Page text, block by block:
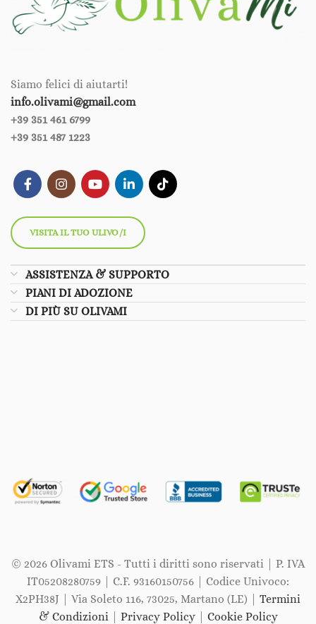
Siamo felici di aiutarti!
info.olivami@gmail.com
+39 351 461 6799‪‪
+39 351 487 1223
VISITA IL TUO ULIVO/I
ASSISTENZA & SUPPORTO
PIANI DI ADOZIONE
DI PIÙ SU OLIVAMI
© 2026 Olivami ETS - Tutti i diritti sono riservati | P. IVA
IT05208280759 | C.F. 93160150756 | Codice Univoco:
X2PH38J | Via Soleto 116, 73025, Martano (LE) | Termini
& Condizioni
Privacy Policy| Cookie Policy